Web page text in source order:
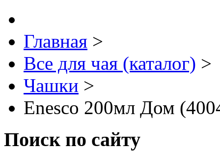
Главная >
Все для чая (каталог) >
Чашки >
Enesco 200мл Дом
Поиск по сайту